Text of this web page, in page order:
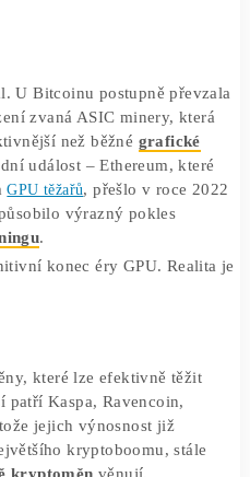
kryptoměny těžit
popularita však rychle
objevila potenciál, který
provádět velké množství
což z nich udělalo
trh s hardwarem doslova
často vyprodány na celé
stouply na
nejoblíbenější byly
U Bitcoinu postupně